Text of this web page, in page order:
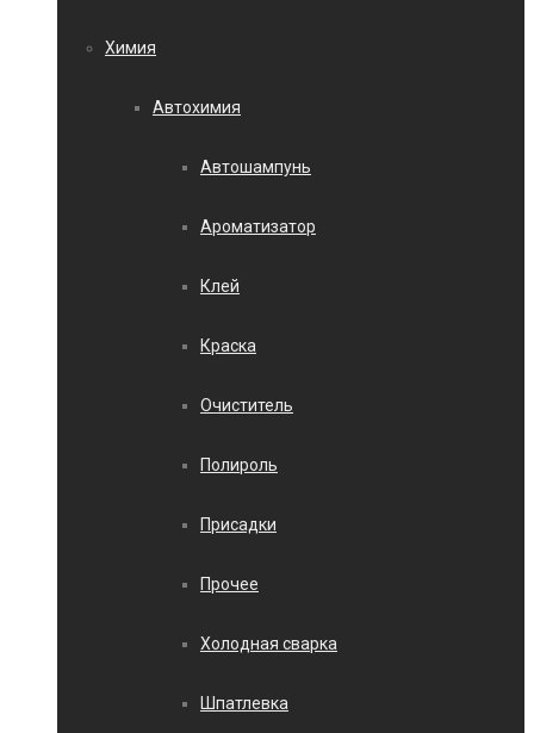
Химия
Автохимия
Автошампунь
Ароматизатор
Клей
Краска
Очиститель
Полироль
Присадки
Прочее
Холодная сварка
Шпатлевка